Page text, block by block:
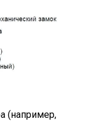
(например,